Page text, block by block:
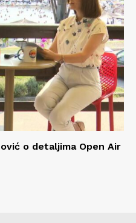
o detaljima Open Air